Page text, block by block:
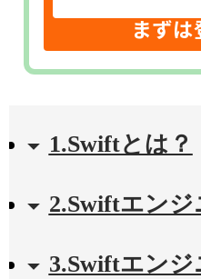
まずは
1.Swiftとは？
2.Swiftエン
3.Swiftエン